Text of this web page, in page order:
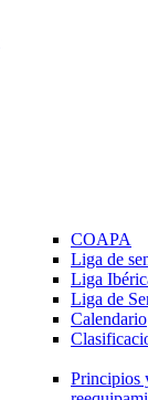
COAPA
Liga de
Liga
Liga de
Calendario
Principios